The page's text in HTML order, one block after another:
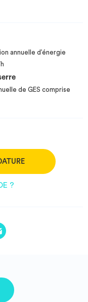
annuelle d’énergie
de GES comprise
?